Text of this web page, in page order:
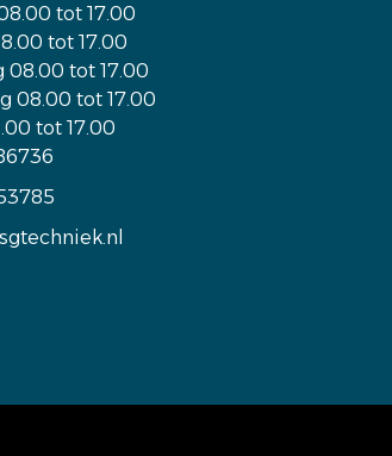
tot 17.00
tot 17.00
08.00 tot 17.00
08.00 tot 17.00
tot 17.00